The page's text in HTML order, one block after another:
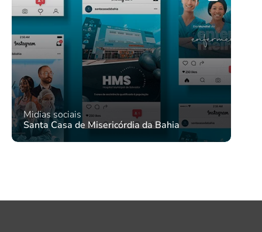
Midias sociais
Santa Casa de Misericórdia da Bahia